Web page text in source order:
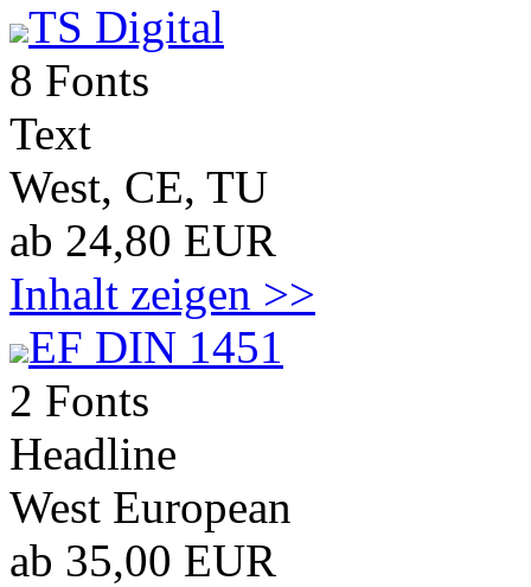
TS Digital
8 Fonts
Text
West, CE, TU
ab 24,80 EUR
Inhalt zeigen >>
EF DIN 1451
2 Fonts
Headline
West European
ab 35,00 EUR